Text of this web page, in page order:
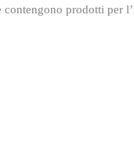
prodotti per